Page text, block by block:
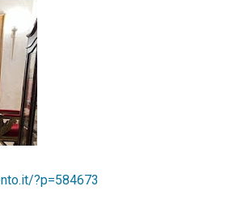
?p=584673